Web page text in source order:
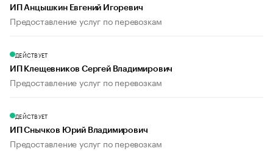
ИП Анцышкин Евгений Игоревич
Предоставление услуг по перевозкам
ДЕЙСТВУЕТ
ИП Клещевников Сергей Владимирович
Предоставление услуг по перевозкам
ДЕЙСТВУЕТ
ИП Снычков Юрий Владимирович
Предоставление услуг по перевозкам